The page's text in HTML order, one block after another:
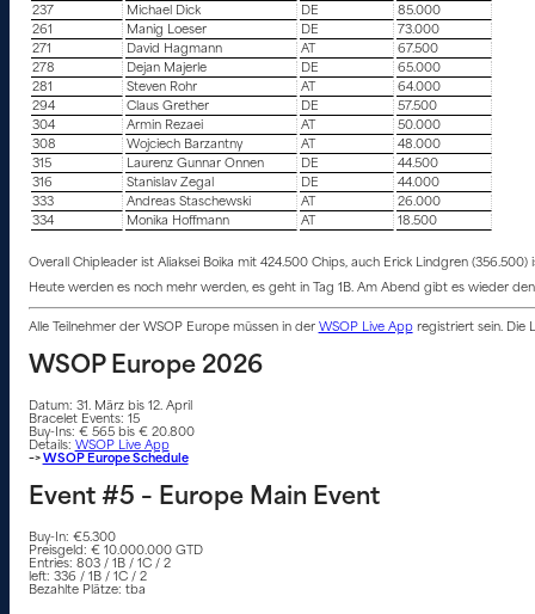
237
Michael Dick DE
85.000
261
Manig Loeser DE
73.000
271
David Hagmann AT
67.500
278
Dejan Majerle DE
65.000
281
Steven Rohr AT
64.000
294
Claus Grether DE
57.500
304
Armin Rezaei AT
50.000
308
Wojciech Barzantny AT
48.000
315
Laurenz Gunnar Onnen DE
44.500
316
Stanislav Zegal DE
44.000
333
Andreas Staschewski AT
26.000
334
Monika Hoffmann AT 18.500
Overall Chipleader ist Aliaksei Boika mit 424.500 Chips, auch Erick Lindgren
Heute werden es noch mehr werden, es geht in Tag 1B. Am Abend gibt es wieder
Alle Teilnehmer der WSOP Europe müssen in der WSOP Live Appregistriert sein. Die
WSOP Europe 2026
Datum: 31. März bis 12. April
Bracelet Events: 15
Buy-Ins: € 565 bis € 20.800
Details: WSOP Live App
–>WSOP Europe Schedule
Event #5 – Europe Main Event
Buy-In: €5.300
Preisgeld: € 10.000.000 GTD
Entries: 803 / 1B / 1C / 2
left: 336 / 1B / 1C / 2
Bezahlte Plätze: tba